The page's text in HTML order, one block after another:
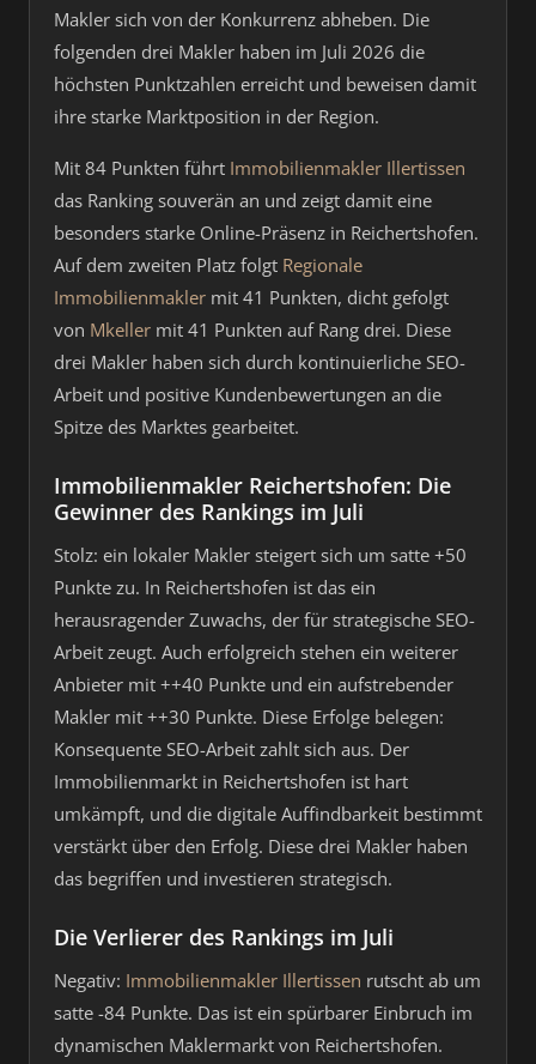
Makler sich von der Konkurrenz abheben. Die
folgenden drei Makler haben im Juli 2026 die
höchsten Punktzahlen erreicht und beweisen damit
ihre starke Marktposition in der Region.
Mit 84 Punkten führt Immobilienmakler Illertissen
das Ranking souverän an und zeigt damit eine
besonders starke Online-Präsenz in Reichertshofen.
Auf dem zweiten Platz folgt Regionale
Immobilienmakler mit 41 Punkten, dicht gefolgt
von Mkeller mit 41 Punkten auf Rang drei. Diese
drei Makler haben sich durch kontinuierliche SEO-
Arbeit und positive Kundenbewertungen an die
Spitze des Marktes gearbeitet.
Immobilienmakler Reichertshofen: Die
Gewinner des Rankings im Juli
Stolz: ein lokaler Makler steigert sich um satte +50
Punkte zu. In Reichertshofen ist das ein
herausragender Zuwachs, der für strategische SEO-
Arbeit zeugt. Auch erfolgreich stehen ein weiterer
Anbieter mit ++40 Punkte und ein aufstrebender
Makler mit ++30 Punkte. Diese Erfolge belegen:
Konsequente SEO-Arbeit zahlt sich aus. Der
Immobilienmarkt in Reichertshofen ist hart
umkämpft, und die digitale Auffindbarkeit bestimmt
verstärkt über den Erfolg. Diese drei Makler haben
das begriffen und investieren strategisch.
Die Verlierer des Rankings im Juli
Negativ: Immobilienmakler Illertissen rutscht ab um
satte -84 Punkte. Das ist ein spürbarer Einbruch im
dynamischen Maklermarkt von Reichertshofen.